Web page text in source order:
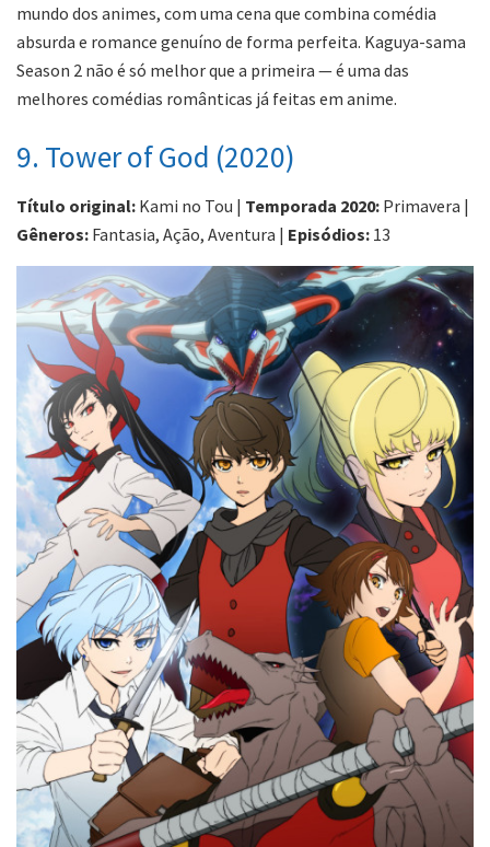
mundo dos animes, com uma cena que combina comédia
absurda e romance genuíno de forma perfeita. Kaguya-sama
Season 2 não é só melhor que a primeira — é uma das
melhores comédias românticas já feitas em anime.
9. Tower of God (2020)
Título original: Kami no Tou | Temporada 2020: Primavera |
Gêneros: Fantasia, Ação, Aventura | Episódios: 13